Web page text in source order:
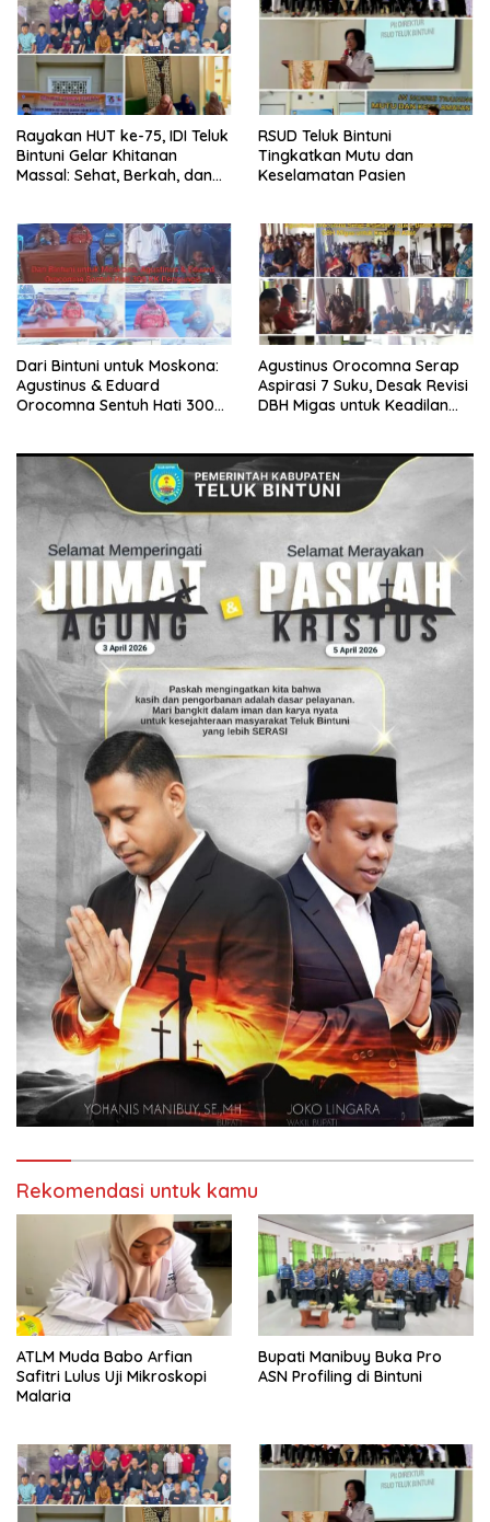
Rayakan HUT ke-75, IDI Teluk
Bintuni Gelar Khitanan
Massal: Sehat, Berkah, dan
RSUD Teluk Bintuni
Tingkatkan Mutu dan
Keselamatan Pasien
Dari Bintuni untuk Moskona:
Agustinus & Eduard
Orocomna Sentuh Hati 300
Agustinus Orocomna Serap
Aspirasi 7 Suku, Desak Revisi
DBH Migas untuk Keadilan
Rekomendasi untuk kamu
ATLM Muda Babo Arfian
Safitri Lulus Uji Mikroskopi
Malaria
Bupati Manibuy Buka Pro
ASN Profiling di Bintuni